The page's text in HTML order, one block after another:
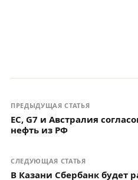
ПРЕДЫДУЩАЯ СТАТЬЯ
ЕС, G7 и Австралия
нефть из РФ
СЛЕДУЮЩАЯ СТАТЬЯ
В Казани Сбербанк будет